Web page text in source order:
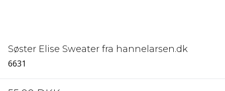
Søster Elise Sweater fra hannelarsen.dk
6631